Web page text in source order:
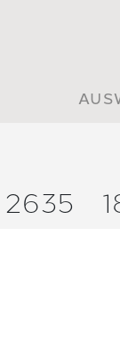
2635